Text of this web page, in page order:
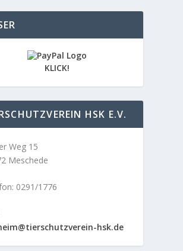
KLICK!
HSK E.V.
Weg 15
Meschede
0291/1776
hsk.de